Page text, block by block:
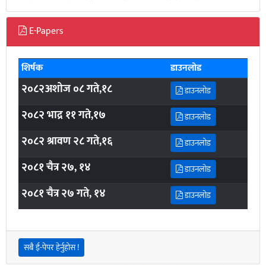
E-Papers
शिर्षक डाउनलोड
२०८२अशोज ०८ गते,१८ डाउनलोड
२०८२ भाद्र ११ गते,१७ डाउनलोड
२०८२ श्रावण २८ गते,१६ डाउनलोड
२०८१ चैत्र २७, १४ डाउनलोड
२०८१ चैत्र २७ गते, १४ डाउनलोड
सबै ई-पेपर हेर्नुहोस !